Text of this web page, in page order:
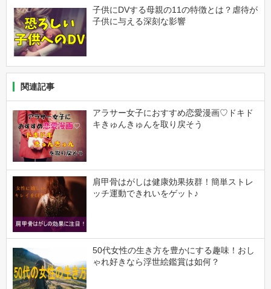
子供にDVする母親の11の特徴とは？虐待が
子供に与える深刻な影響
関連記事
アラサー女子におすすめ恋愛漫画♡ドキド
キきゅんきゅんを取り戻そう
肩甲骨はがしは健康効果抜群！簡単ストレ
ッチ運動できれいをゲット♪
50代女性の生き方を豊かにする趣味！おし
ゃれ好きなら浮世絵鑑賞は如何？